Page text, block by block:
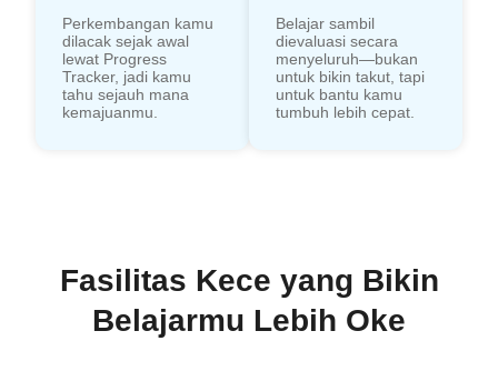
Perkembangan kamu
dilacak sejak awal
lewat Progress
Tracker, jadi kamu
tahu sejauh mana
kemajuanmu.
Belajar sambil
dievaluasi secara
menyeluruh—bukan
untuk bikin takut, tapi
untuk bantu kamu
tumbuh lebih cepat.
Fasilitas Kece yang Bikin
Belajarmu Lebih Oke